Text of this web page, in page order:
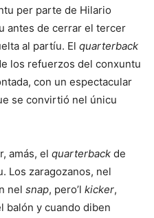
per parte de Hilario
antes de cerrar el tercer
al partíu. El quarterback
los refuerzos del conxuntu
con un espectacular
se convirtió nel únicu
amás, el quarterback de
Los zaragozanos, nel
nel snap, pero’l kicker,
balón y cuando diben